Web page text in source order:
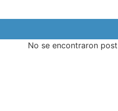
No se encontraron